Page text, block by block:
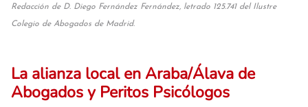
Redacción de D. Diego Fernández Fernández, letrado 125.741 del Ilustre
Colegio de Abogados de Madrid.
La alianza local en Araba/Álava de
Abogados y Peritos Psicólogos